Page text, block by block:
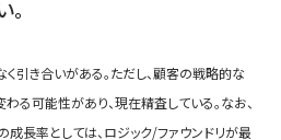
引き合いがある。ただし、顧客の戦略的な
る可能性があり、現在精査している。なお、
成長率としては、ロジック/ファウンドリが最